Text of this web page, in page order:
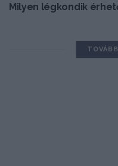
Milyen légkondik